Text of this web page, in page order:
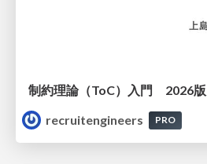
制約理論（ToC）入門 2026版
recruitengineers
PRO